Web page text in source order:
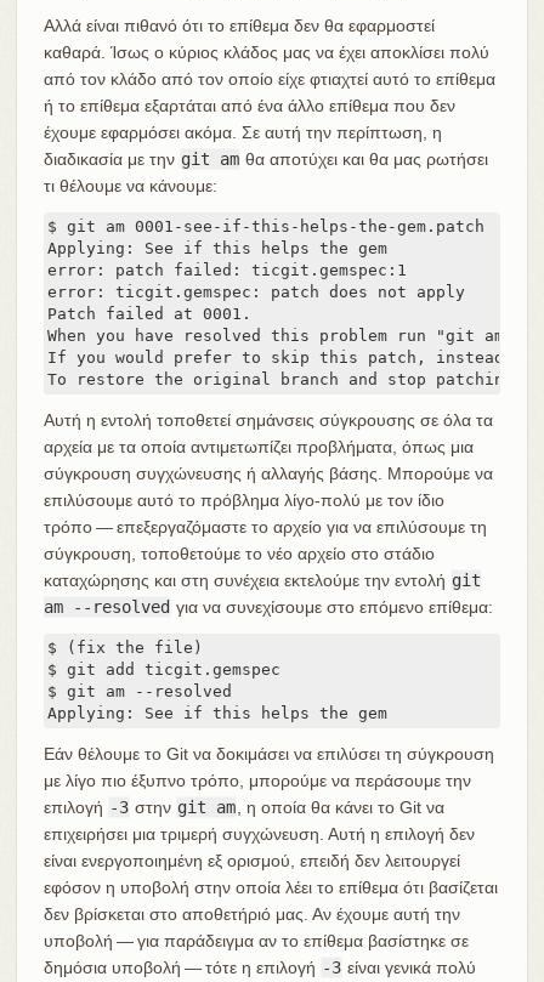
Αλλά είναι πιθανό ότι το επίθεμα δεν θα εφαρμοστεί
καθαρά. Ίσως ο κύριος κλάδος μας να έχει αποκλίσει πολύ
από τον κλάδο από τον οποίο είχε φτιαχτεί αυτό το επίθεμα
ή το επίθεμα εξαρτάται από ένα άλλο επίθεμα που δεν
έχουμε εφαρμόσει ακόμα. Σε αυτή την περίπτωση, η
διαδικασία με την git am θα αποτύχει και θα μας ρωτήσει
τι θέλουμε να κάνουμε:
$ git am 0001-see-if-this-helps-the-gem.patch
Applying: See if this helps the gem
error: patch failed: ticgit.gemspec:1
error: ticgit.gemspec: patch does not apply
Patch failed at 0001.
When you have resolved this problem run "git am --
If you would prefer to skip this patch, instead
To restore the original branch and stop patching
Αυτή η εντολή τοποθετεί σημάνσεις σύγκρουσης σε όλα τα
αρχεία με τα οποία αντιμετωπίζει προβλήματα, όπως μια
σύγκρουση συγχώνευσης ή αλλαγής βάσης. Μπορούμε να
επιλύσουμε αυτό το πρόβλημα λίγο-πολύ με τον ίδιο
τρόπο — επεξεργαζόμαστε το αρχείο για να επιλύσουμε τη
σύγκρουση, τοποθετούμε το νέο αρχείο στο στάδιο
καταχώρησης και στη συνέχεια εκτελούμε την εντολή git
am --resolved για να συνεχίσουμε στο επόμενο επίθεμα:
$ (fix the file)
$ git add ticgit.gemspec
$ git am --resolved
Applying: See if this helps the gem
Εάν θέλουμε το Git να δοκιμάσει να επιλύσει τη σύγκρουση
με λίγο πιο έξυπνο τρόπο, μπορούμε να περάσουμε την
επιλογή -3 στην git am , η οποία θα κάνει το Git να
επιχειρήσει μια τριμερή συγχώνευση. Αυτή η επιλογή δεν
είναι ενεργοποιημένη εξ ορισμού, επειδή δεν λειτουργεί
εφόσον η υποβολή στην οποία λέει το επίθεμα ότι βασίζεται
δεν βρίσκεται στο αποθετήριό μας. Αν έχουμε αυτή την
υποβολή — για παράδειγμα αν το επίθεμα βασίστηκε σε
δημόσια υποβολή — τότε η επιλογή -3 είναι γενικά πολύ